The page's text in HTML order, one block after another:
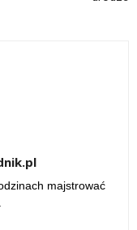
majstrować